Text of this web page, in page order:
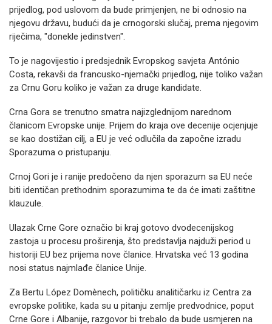
prijedlog, pod uslovom da bude primjenjen, ne bi odnosio na
njegovu državu, budući da je crnogorski slučaj, prema njegovim
riječima, "donekle jedinstven".
To je nagovijestio i predsjednik Evropskog savjeta António
Costa, rekavši da francusko-njemački prijedlog, nije toliko važan
za Crnu Goru koliko je važan za druge kandidate.
Crna Gora se trenutno smatra najizglednijom narednom
članicom Evropske unije. Prijem do kraja ove decenije ocjenjuje
se kao dostižan cilj, a EU je već odlučila da započne izradu
Sporazuma o pristupanju.
Crnoj Gori je i ranije predočeno da njen sporazum sa EU neće
biti identičan prethodnim sporazumima te da će imati zaštitne
klauzule.
Ulazak Crne Gore označio bi kraj gotovo dvodecenijskog
zastoja u procesu proširenja, što predstavlja najduži period u
historiji EU bez prijema nove članice. Hrvatska već 13 godina
nosi status najmlađe članice Unije.
Za Bertu López Domènech, političku analitičarku iz Centra za
evropske politike, kada su u pitanju zemlje predvodnice, poput
Crne Gore i Albanije, razgovor bi trebalo da bude usmjeren na